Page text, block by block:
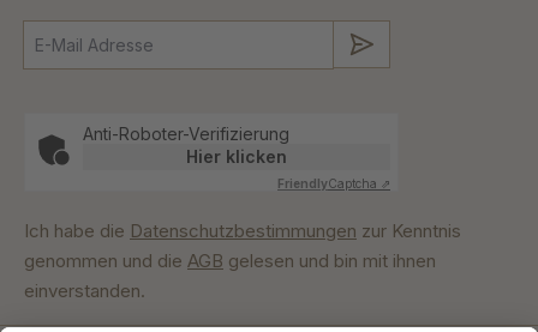
Anti-Roboter-Verifizierung
Hier klicken
FriendlyCaptcha ⇗
Ich habe die Datenschutzbestimmungen zur Kenntnis
genommen und die AGB gelesen und bin mit ihnen
einverstanden.